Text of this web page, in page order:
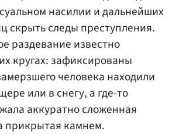
насилии и дальнейших
скрыть следы преступления.
раздевание известно
кругах: зафиксированы
человека находили
или в снегу, а где-то
аккуратно сложенная
прикрытая камнем.